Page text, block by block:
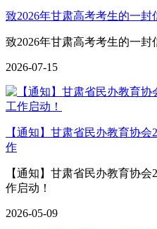
致2026年甘肃高考考生的一封
致2026年甘肃高考考生的一封
2026-07-15
【通知】甘肃省民办教育协
作
【通知】甘肃省民办教育协
作启动！
2026-05-09